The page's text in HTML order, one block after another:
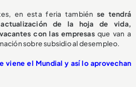
en esta feria también se tendrá
de la hoja de vida,
con las empresasque van a
sobre subsidio al desempleo.
viene el Mundial y así lo aprovechan